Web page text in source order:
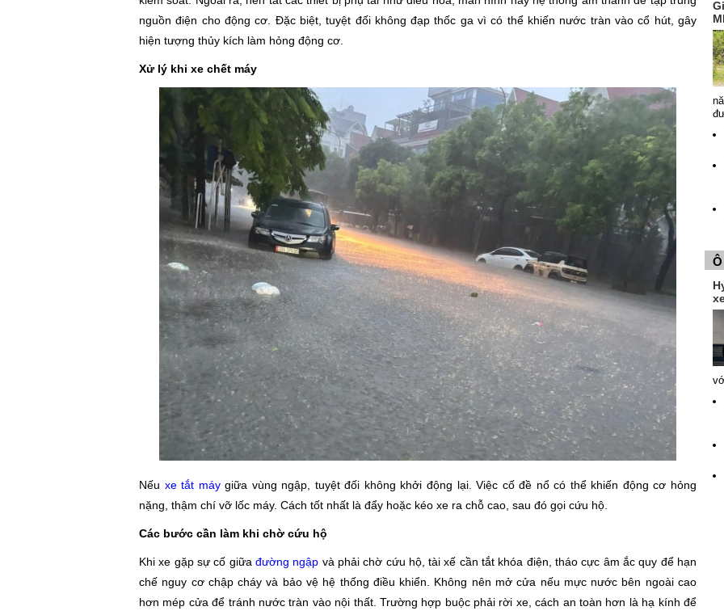
nguồn điện cho động cơ. Đặc biệt, tuyệt đối không đạp thốc ga vì có thể khiến nước tràn vào cổ hút, gây
hiện tượng thủy kích làm hỏng động cơ.
Xử lý khi xe chết máy
Nếu xe tắt máygiữa vùng ngập, tuyệt đối không khởi động lại. Việc cố đề nổ có thể khiến động cơ hỏng
nặng, thậm chí vỡ lốc máy. Cách tốt nhất là đẩy hoặc kéo xe ra chỗ cao, sau đó gọi cứu hộ.
Các bước cần làm khi chờ cứu hộ
Khi xe gặp sự cố giữa đường ngập và phải chờ cứu hộ, tài xế cần tắt khóa điện, tháo cực âm ắc quy để hạn
chế nguy cơ chập cháy và bảo vệ hệ thống điều khiển. Không nên mở cửa nếu mực nước bên ngoài cao
hơn mép cửa để tránh nước tràn vào nội thất. Trường hợp buộc phải rời xe, cách an toàn hơn là hạ kính để